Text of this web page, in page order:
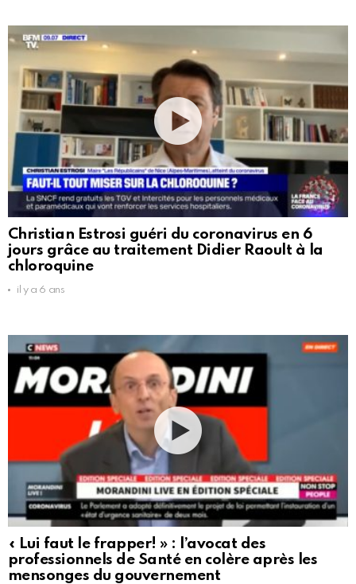
Christian Estrosi guéri du coronavirus en 6
jours grâce au traitement Didier Raoult à la
chloroquine
il y a 6 ans
« Lui faut le frapper! » : l’avocat des
professionnels de Santé en colère après les
mensonges du gouvernement